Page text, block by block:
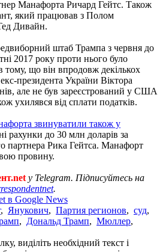
Манафорта Ричард Гейтс. Також
який працював з Полом
Дивайн.
штаб Трампа з червня до
2017 року проти нього було
тому, що він впродовж декількох
президента України Віктора
але не був зареєстрований у США
ухилявся від сплати податків.
звинуватили також у
рахунки до 30 млн доларів за
партнера Рика Гейтса. Манафорт
провину.
у Telegram. Підписуйтесь на
.
в Google News
, Янукович, Партия регионов, суд,
, Дональд Трамп, Мюллер,
виділіть необхідний текст і